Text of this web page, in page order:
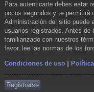
Para autenticarte debes estar
pocos segundos y te permitirá
Administración del sitio puede
usuarios registrados. Antes
familiarizado con nuestros
favor, lee las normas de los
Condiciones de uso
Registrarse